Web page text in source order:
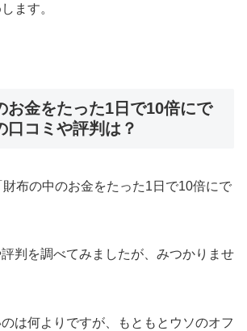
ます。
お金をたった1日で10倍にで
口コミや評判は？
布の中のお金をたった1日で10倍にで
判を調べてみましたが、みつかりませ
は何よりですが、もともとウソのオフ